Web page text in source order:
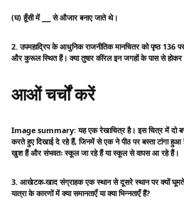
(घ) हूँसी में ___ से औजार बनाए जाते थे।
2. उपमहाद्रिप के आधुनिक राजनीतिक मानचितर को पृष्ठ 136
और कुरूल स्थित हैं। क्या तुषार कींरल इन जगहों के पास से होकर
आओं चर्चों करें
Image summary: यह एक रेखाचित्र है। इस चित्र में दो
करते हुए दिखाई दे रहे हैं, जिनमें से एक ने पीठ पर बस्ता टांगा हुआ
खुश हैं और संभवतः स्कूल जा रहे हैं या स्कूल से वापस आ रहे हैं।
3. आखेटक-खाद संग्राहक एक स्थान से दूसरे स्थान पर क्यों
यात्रा के कारणों में क्या समानताएँ या क्या भिन्नताएँ हैं?